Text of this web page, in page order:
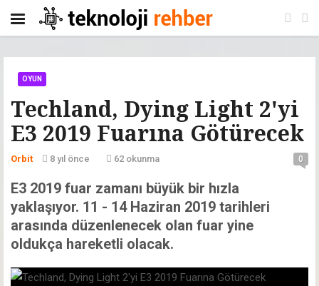
Techland, Dying Light 2'yi
E3 2019 Fuarına Götürecek
OYUN
Orbit 8 yıl önce 62 okunma 0
E3 2019 fuar zamanı büyük bir hızla
yaklaşıyor. 11 - 14 Haziran 2019 tarihleri
arasında düzenlenecek olan fuar yine
oldukça hareketli olacak.